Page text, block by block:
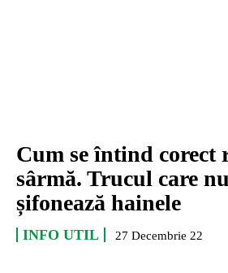
Cum se întind corect
sârmă. Trucul care
șifonează hainele
INFO UTIL 27 Decembrie 22